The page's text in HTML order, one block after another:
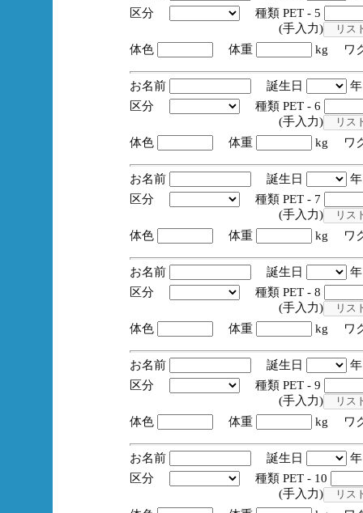
区分
種類 PET - 5
(手入力)
体色
体重 kg ワ
お名前 誕生日
区分
種類 PET - 6
(手入力)
体色
体重 kg ワ
お名前 誕生日
区分
種類 PET - 7
(手入力)
体色
体重 kg ワ
お名前 誕生日
区分
種類 PET - 8
(手入力)
体色
体重 kg ワ
お名前 誕生日
区分
種類 PET - 9
(手入力)
体色
体重 kg ワ
お名前 誕生日
区分
種類 PET - 10
(手入力)